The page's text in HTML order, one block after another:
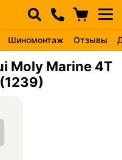
Шиномонтаж Отзывы
Moly Marine 4T